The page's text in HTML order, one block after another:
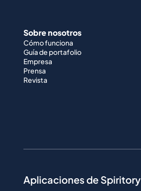
Sobre nosotros
Cómo funciona
Guía de portafolio
Empresa
Prensa
Revista
Aplicaciones de Spiritory